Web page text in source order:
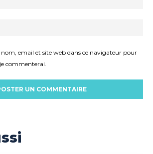
email et site web dans ce navigateur pour
commenterai.